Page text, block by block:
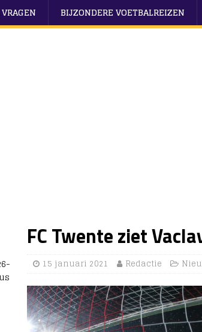
BIJZONDERE VOETBALREIZEN
FC Twente ziet
15 januari 2021 Redactie